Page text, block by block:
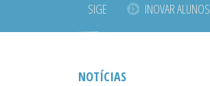
SIGE INOVAR ALUNOS
NOTÍCIAS